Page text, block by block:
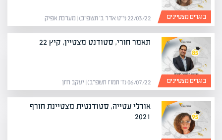
בוגרים מצטיינים 22/03/22 (י״ט אדר ב׳ תשפ״ב) | מערכת אפיק
בוגרים מצטיינים
תאמר חורי, סטודנט מצטיין, קיץ 22
06/07/22 (ז׳ תמוז תשפ״ב) | יעקב חזן
אורלי עטייה, סטודנטית מצטיינת חורף
2021